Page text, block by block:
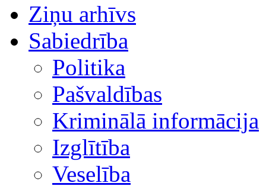
Ziņu arhīvs
Sabiedrība
Politika
Pašvaldības
Kriminālā informācija
Izglītība
Veselība